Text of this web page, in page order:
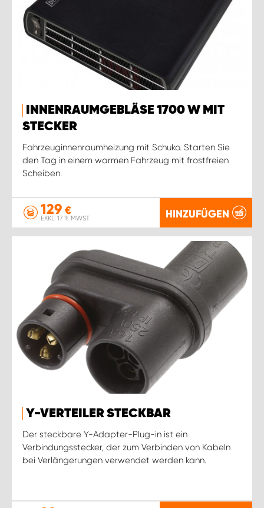
INNENRAUMGEBLÄSE 1700 W MIT
STECKER
Fahrzeuginnenraumheizung mit Schuko. Starten Sie
den Tag in einem warmen Fahrzeug mit frostfreien
Scheiben.
129 €
EXKL. 17 % MWST. HINZUFÜGEN
Y-VERTEILER STECKBAR
Der steckbare Y-Adapter-Plug-in ist ein
Verbindungsstecker, der zum Verbinden von Kabeln
bei Verlängerungen verwendet werden kann.